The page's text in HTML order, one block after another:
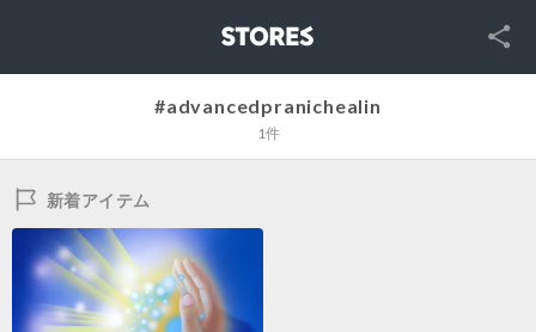
SNS
#advancedpranichealin
1件
新着アイテム